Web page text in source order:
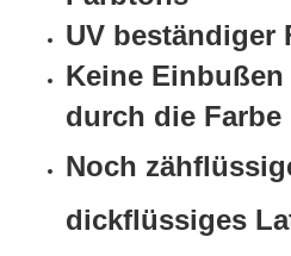
UV beständiger
Keine
durch die Farbe
Noch
dickflüssiges